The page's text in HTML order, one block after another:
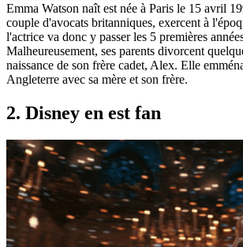
Emma Watson naît est née à Paris le 15 avril
couple d'avocats britanniques, exercent à
l'actrice va donc y passer les 5 premières
Malheureusement, ses parents divorcent
naissance de son frère cadet, Alex. Elle
Angleterre avec sa mère et son frère.
2. Disney en est fan